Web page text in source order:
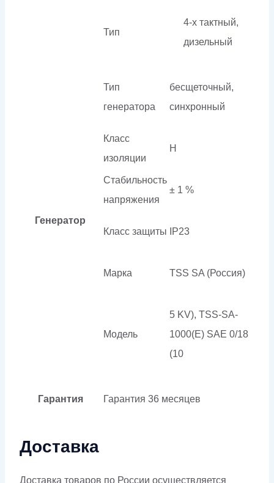
Тип
4-х тактный,
дизельный
Генератор
Тип
генератора
бесщеточный,
синхронный
Класс
изоляции
H
Стабильность
напряжения
± 1 %
Класс защиты IP23
Марка TSS SA (Россия)
Модель
5 KV), TSS-SA-
1000(E) SAE 0/18
(10
Гарантия Гарантия 36 месяцев
Доставка
Доставка товаров по России осуществляется